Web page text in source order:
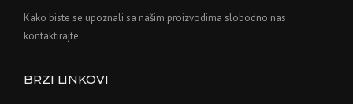
Kako biste se upoznali sa našim proizvodima slobodno nas
kontaktirajte.
BRZI LINKOVI